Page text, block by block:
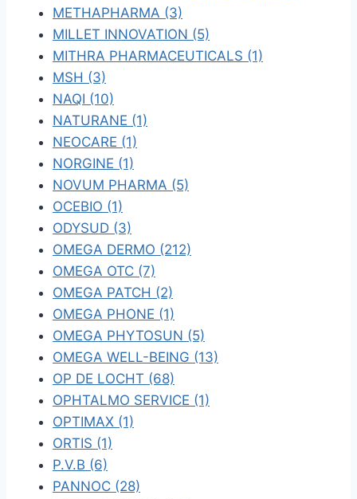
METHAPHARMA (3)
MILLET INNOVATION (5)
MITHRA PHARMACEUTICALS (1)
MSH (3)
NAQI (10)
NATURANE (1)
NEOCARE (1)
NORGINE (1)
NOVUM PHARMA (5)
OCEBIO (1)
ODYSUD (3)
OMEGA DERMO (212)
OMEGA OTC (7)
OMEGA PATCH (2)
OMEGA PHONE (1)
OMEGA PHYTOSUN (5)
OMEGA WELL-BEING (13)
OP DE LOCHT (68)
OPHTALMO SERVICE (1)
OPTIMAX (1)
ORTIS (1)
P.V.B (6)
PANNOC (28)